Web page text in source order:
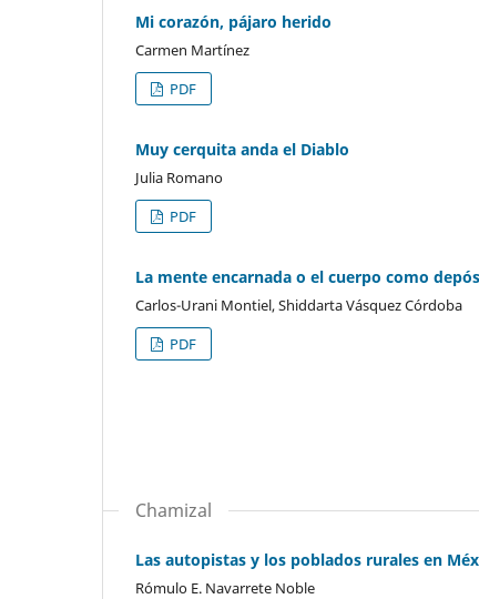
Mi corazón, pájaro herido
Carmen Martínez
PDF
Muy cerquita anda el Diablo
Julia Romano
PDF
La mente encarnada o el cuerpo como
Carlos-Urani Montiel, Shiddarta Vásquez Córdoba
PDF
Chamizal
Las autopistas y los poblados rurales en
Rómulo E. Navarrete Noble